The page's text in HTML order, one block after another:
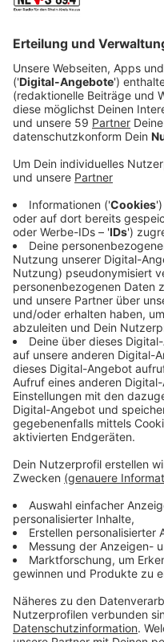
Veröffentlicht:
Anzeige
Mousa will Rapper
Weg nach oben ist hart
entschließt er sich,
endlich mit einem
im Leben zu sichern.
Doch seine
sich schnell als
plötzlich ist sein alter
seine Probleme.
Streaming-Dienst: ARD
Anzeige
Wir
Zustimmung,
Video-
Wir
einzubetten.
Daten zu
sammeln.
Details durch
Nutzung des
Video